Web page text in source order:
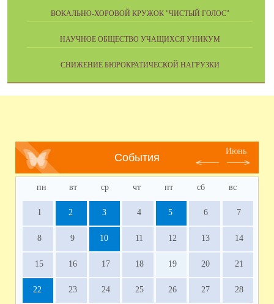
ВОКАЛЬНО-ХОРОВОЙ КРУЖОК "ЧИСТЫЙ ГОЛОС"
НАУЧНОЕ ОБЩЕСТВО УЧАЩИХСЯ УНИКУМ
СНИЖЕНИЕ БЮРОКРАТИЧЕСКОЙ НАГРУЗКИ
События
Июнь
пн вт ср чт пт сб вс
1 2 3 4 5 6 7
8 9 10 11 12 13 14
15 16 17 18 19 20 21
22 23 24 25 26 27 28